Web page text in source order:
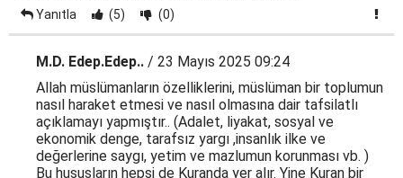
Yanıtla (5) (0)
M.D. Edep.Edep.. / 23 Mayıs 2025 09:24
Allah müslümanların özelliklerini, müslüman bir toplumun
nasıl haraket etmesi ve nasıl olmasına dair tafsilatlı
açıklamayı yapmıştır.. (Adalet, liyakat, sosyal ve
ekonomik denge, tarafsız yargı ,insanlık ilke ve
değerlerine saygı, yetim ve mazlumun korunması vb. )
Bu hususların hepsi de Kuranda yer alır. Yine Kuran bir